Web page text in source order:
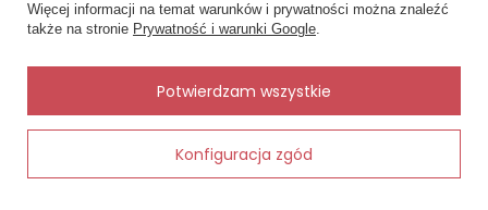
Dodaj do koszyka
Status zamówienia
Śledzenie przesyłki
Chcę zareklamować produkt
Chcę zwrócić produkt
Kontakt
Napisz czego szukasz — pokażę
gotowe propozycje.
Więcej informacji na temat warunków i prywatności można znaleźć
także na stronie Prywatność i warunki Google.
Konfiguracja zgód
Potwierdzam wszystkie